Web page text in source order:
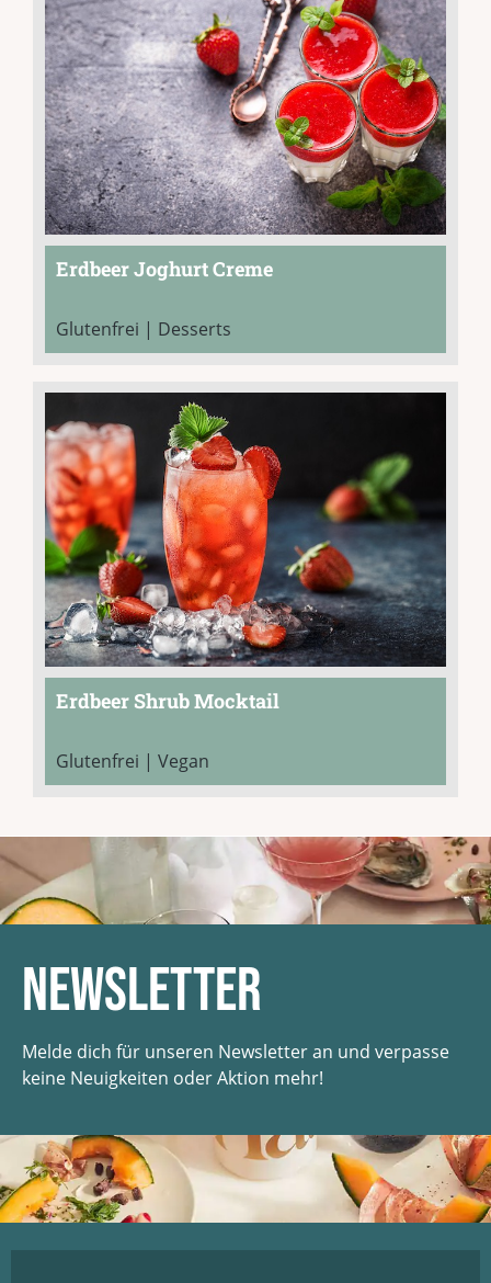
Erdbeer Joghurt Creme
Glutenfrei | Desserts
Erdbeer Shrub Mocktail
Glutenfrei | Vegan
Newsletter
Melde dich für unseren Newsletter an und verpasse
keine Neuigkeiten oder Aktion mehr!